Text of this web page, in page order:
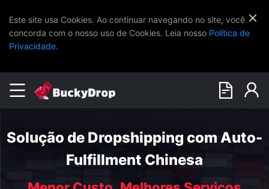
Este site usa Cookies. Ao continuar navegando no site, você
concorda com o nosso uso de Cookies. Leia nosso Política de
Privacidade.
Solução de Dropshipping com Auto-
Fulfillment Chinesa